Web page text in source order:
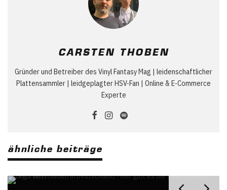
CARSTEN THOBEN
Gründer und Betreiber des Vinyl Fantasy Mag | leidenschaftlicher
Plattensammler | leidgeplagter HSV-Fan | Online & E-Commerce
Experte
ähnliche beiträge